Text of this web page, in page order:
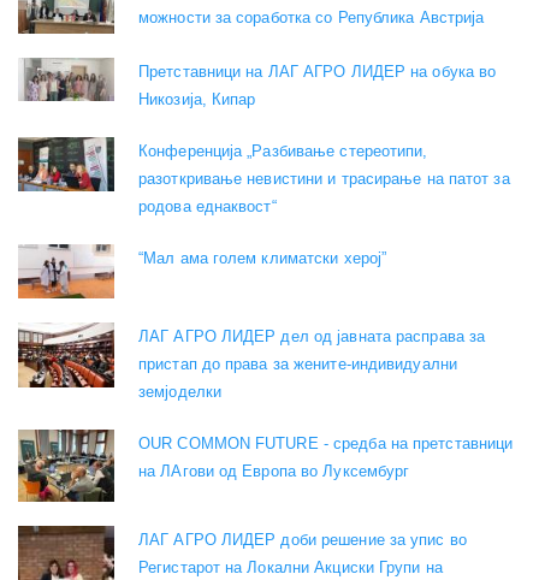
можности за соработка со Република Австрија
Претставници на ЛАГ АГРО ЛИДЕР на обука во
Никозија, Кипар
Конференција „Разбивање стереотипи,
разоткривање невистини и трасирање на патот за
родова еднаквост“
“Мал ама голем климатски херој”
ЛАГ АГРО ЛИДЕР дел од јавната расправа за
пристап до права за жените-индивидуални
земјоделки
OUR COMMON FUTURE - средба на претставници
на ЛАгови од Европа во Луксембург
ЛАГ АГРО ЛИДЕР доби решение за упис во
Регистарот на Локални Акциски Групи на